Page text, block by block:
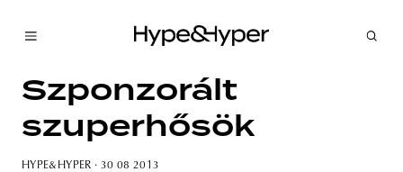
Szponzorált
szuperhősök
HYPE&HYPER · 30 08 2013